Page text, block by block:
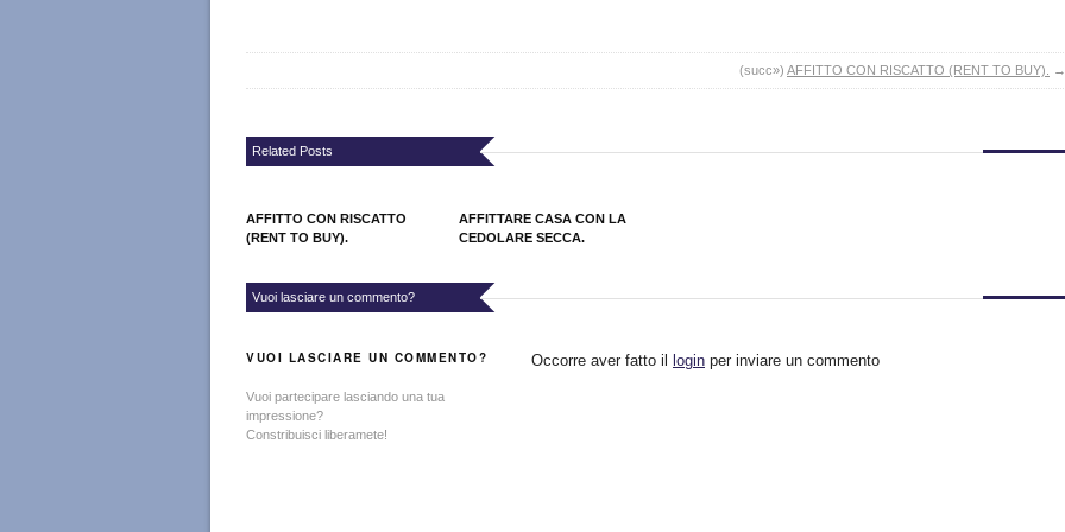
(succ») AFFITTO CON RISCATTO (RENT TO BUY). →
Related Posts
AFFITTO CON RISCATTO
(RENT TO BUY).
AFFITTARE CASA CON LA
CEDOLARE SECCA.
Vuoi lasciare un commento?
VUOI LASCIARE UN COMMENTO?
Vuoi partecipare lasciando una tua
impressione?
Constribuisci liberamete!
Occorre aver fatto il login per inviare un commento